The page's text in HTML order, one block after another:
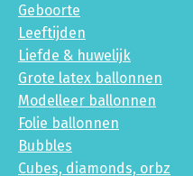
Geboorte
Leeftijden
Liefde & huwelijk
Grote latex ballonnen
Modelleer ballonnen
Folie ballonnen
Bubbles
Cubes, diamonds, orbz